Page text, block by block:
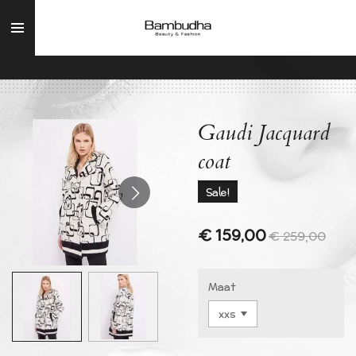
direct
hoofdinhoud
Gaudi Jacquard
coat
Sale!
€ 159,00€ 259,00
Maat